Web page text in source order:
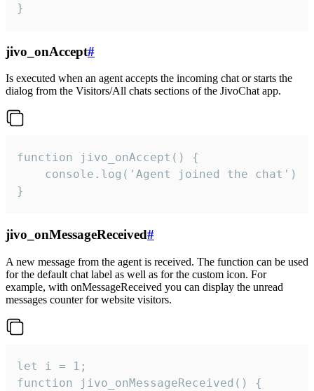
}
jivo_onAccept#
Is executed when an agent accepts the incoming chat or starts the
dialog from the Visitors/All chats sections of the JivoChat app.
function jivo_onAccept() {
}
jivo_onMessageReceived#
A new message from the agent is received. The function can be used
for the default chat label as well as for the custom icon. For
example, with onMessageReceived you can display the unread
messages counter for website visitors.
let i = 1;
function jivo_onMessageReceived() {